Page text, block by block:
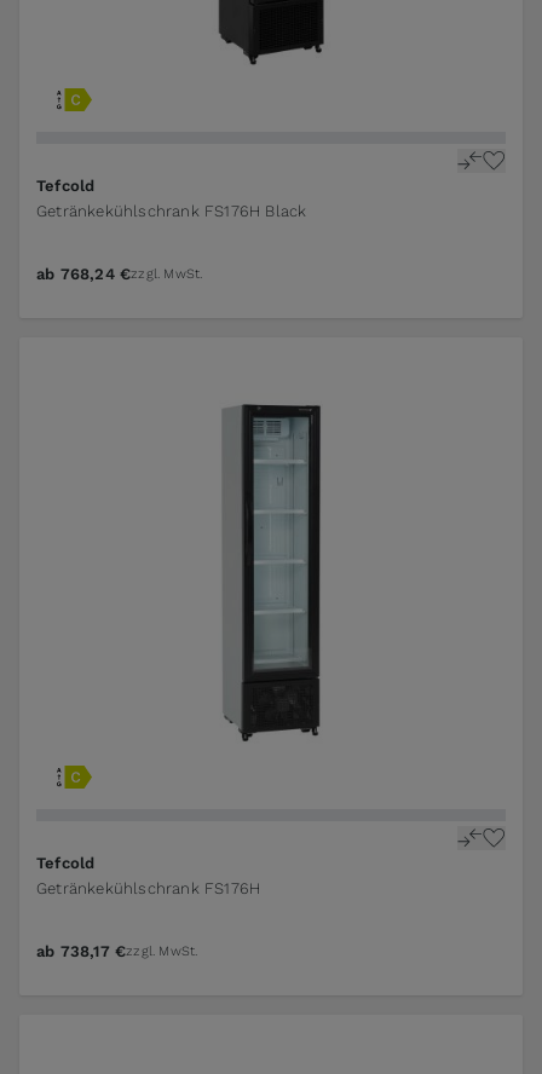
Tefcold
Getränkekühlschrank FS176H Black
ab 768,24 €zzgl. MwSt.
Tefcold
Getränkekühlschrank FS176H
ab 738,17 €zzgl. MwSt.